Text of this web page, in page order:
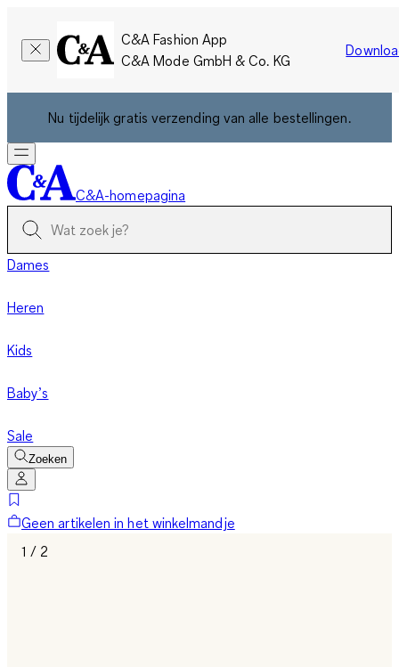
C&A Fashion App
C&A Mode GmbH & Co. KG
Nu tijdelijk gratis verzending van alle bestellingen.
C&A-homepagina
Dames
Heren
Kids
Baby’s
Sale
Zoeken
Geen artikelen in het winkelmandje
1 / 2